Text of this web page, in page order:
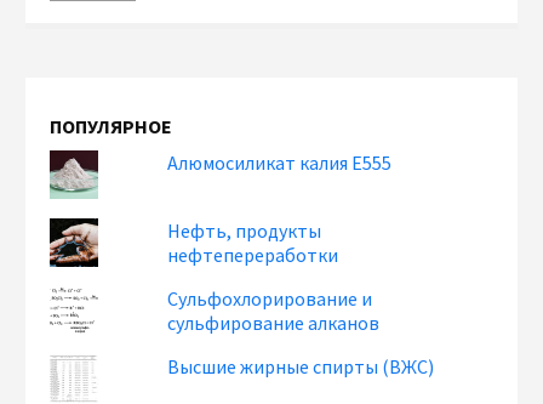
ПОПУЛЯРНОЕ
Алюмосиликат калия Е555
Нефть, продукты
нефтепереработки
Сульфохлорирование и
сульфирование алканов
Высшие жирные спирты (ВЖС)